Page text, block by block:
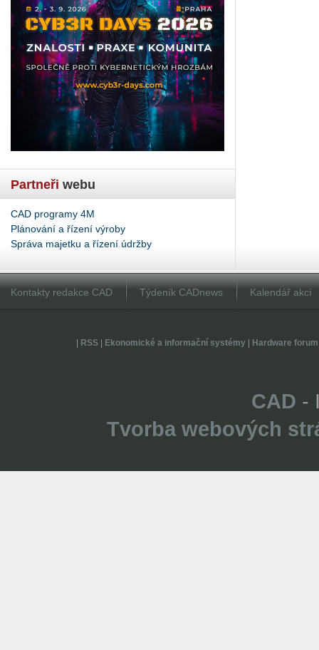
Partneři webu
CAD programy 4M
Plánování a řízení výroby
Správa majetku a řízení údržby
Kontakty redakce CAD Týdeník CADnews Kalendář akcí
RSS| Ekonomické a informační systémy| Hardware forum
CAD -
Tvorba webových